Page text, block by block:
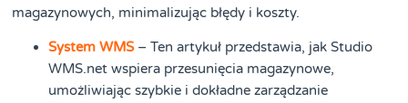
magazynowych, minimalizując błędy i koszty.
System WMS– Ten artykuł przedstawia, jak Studio
WMS.net wspiera przesunięcia magazynowe,
umożliwiając szybkie i dokładne zarządzanie